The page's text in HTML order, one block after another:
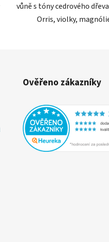
vůně s tóny cedrového
Orris, violky,
Ověřeno zákazníky